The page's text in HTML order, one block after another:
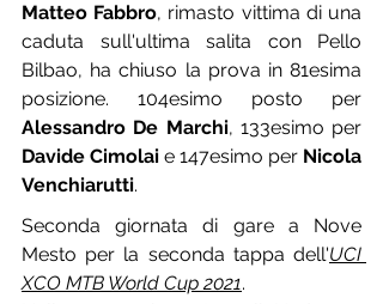
Matteo Fabbro, rimasto vittima di una
caduta sull'ultima salita con Pello
Bilbao, ha chiuso la prova in 81esima
Alessandro De Marchi
Davide Cimolai e 147esimo per Nicola
Venchiarutti.
Seconda giornata di gare a Nove
Mesto per la seconda tappa dell'UCI
XCO MTB World Cup 2021.